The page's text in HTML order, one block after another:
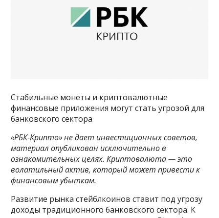
Стабильные монеты и криптовалютные
финансовые приложения могут стать угрозой для
банковского сектора
«РБК-Крипто» не дает инвестиционных советов,
материал опубликован исключительно в
ознакомительных целях. Криптовалюта — это
волатильный актив, который может привести к
финансовым убыткам.
Развитие рынка стейблкоинов ставит под угрозу
доходы традиционного банковского сектора. К